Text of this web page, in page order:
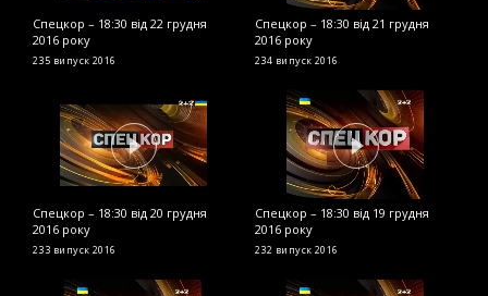
Спецкор – 18:30 від 22 грудня
2016 року
235 випуск 2016
Спецкор – 18:30 від 21 грудня
2016 року
234 випуск 2016
Спецкор – 18:30 від 20 грудня
2016 року
233 випуск 2016
Спецкор – 18:30 від 19 грудня
2016 року
232 випуск 2016